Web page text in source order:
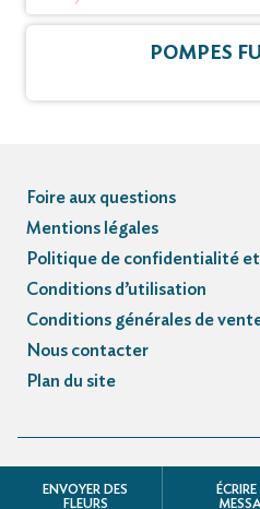
POMPES
ENVOYER DES
FLEURS
Foire aux questions
Mentions légales
Politique de confidentialité
Conditions d’utilisation
Conditions générales de
Nous contacter
Plan du site
© Registre des avis